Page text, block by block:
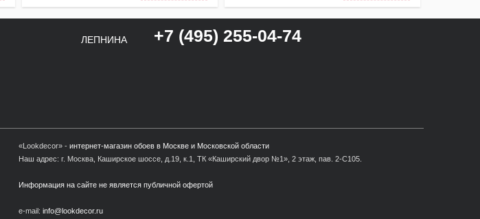
ЛЕПНИНА +7 (495) 255-04-74
«Lookdecor» - интернет-магазин обоев в Москве и Московской области
Наш адрес: г. Москва, Каширское шоссе, д.19, к.1, ТК «Каширский двор №1», 2 этаж, пав. 2-С105.
Информация на сайте не является публичной офертой
e-mail: info@lookdecor.ru